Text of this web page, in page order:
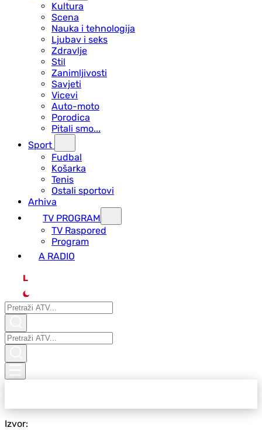
Kultura
Scena
Nauka i tehnologija
Ljubav i seks
Zdravlje
Stil
Zanimljivosti
Savjeti
Vicevi
Auto-moto
Porodica
Pitali smo...
Sport
Fudbal
Košarka
Tenis
Ostali sportovi
Arhiva
TV PROGRAM
ТV Raspored
Program
A RADIO
L
Izvor: